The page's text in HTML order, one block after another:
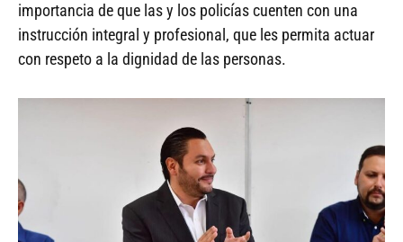
importancia de que las y los policías cuenten con una
instrucción integral y profesional, que les permita actuar
con respeto a la dignidad de las personas.